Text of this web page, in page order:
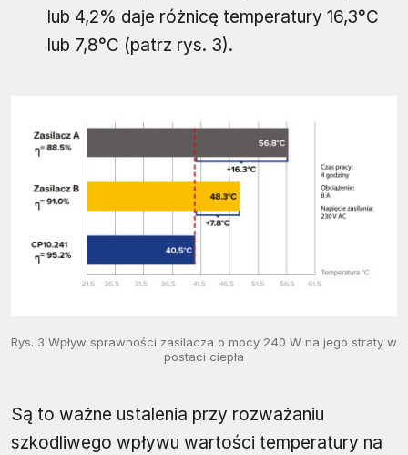
lub 4,2% daje różnicę temperatury 16,3°C
lub 7,8°C (patrz rys. 3).
Rys. 3 Wpływ sprawności zasilacza o mocy 240 W na jego straty w
postaci ciepła
Są to ważne ustalenia przy rozważaniu
szkodliwego wpływu wartości temperatury na